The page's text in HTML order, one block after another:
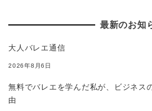
最新のお知
大人バレエ通信
2026年8月6日
無料でバレエを学んだ私が、ビジネス
由